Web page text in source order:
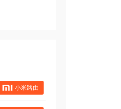
小米路由